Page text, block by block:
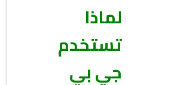
لماذا
تستخدم
جي بي